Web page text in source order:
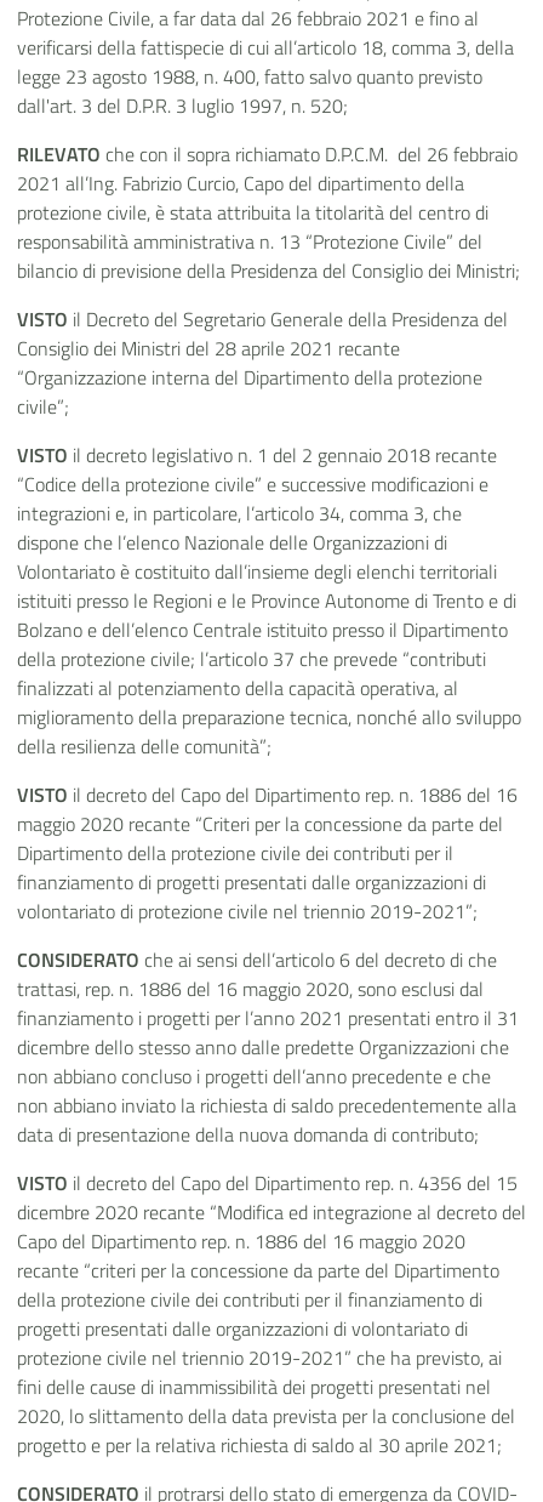
Protezione Civile, a far data dal 26 febbraio 2021 e fino al
verificarsi della fattispecie di cui all’articolo 18, comma 3, della
legge 23 agosto 1988, n. 400, fatto salvo quanto previsto
dall'art. 3 del D.P.R. 3 luglio 1997, n. 520;
RILEVATO che con il sopra richiamato D.P.C.M. del 26 febbraio
2021 all’Ing. Fabrizio Curcio, Capo del dipartimento della
protezione civile, è stata attribuita la titolarità del centro di
responsabilità amministrativa n. 13 “Protezione Civile” del
bilancio di previsione della Presidenza del Consiglio dei Ministri;
VISTO il Decreto del Segretario Generale della Presidenza del
Consiglio dei Ministri del 28 aprile 2021 recante
“Organizzazione interna del Dipartimento della protezione
civile”;
VISTO il decreto legislativo n. 1 del 2 gennaio 2018 recante
“Codice della protezione civile” e successive modificazioni e
integrazioni e, in particolare, l’articolo 34, comma 3, che
dispone che l’elenco Nazionale delle Organizzazioni di
Volontariato è costituito dall’insieme degli elenchi territoriali
istituiti presso le Regioni e le Province Autonome di Trento e di
Bolzano e dell’elenco Centrale istituito presso il Dipartimento
della protezione civile; l’articolo 37 che prevede “contributi
finalizzati al potenziamento della capacità operativa, al
miglioramento della preparazione tecnica, nonché allo sviluppo
della resilienza delle comunità”;
VISTO il decreto del Capo del Dipartimento rep. n. 1886 del 16
maggio 2020 recante “Criteri per la concessione da parte del
Dipartimento della protezione civile dei contributi per il
finanziamento di progetti presentati dalle organizzazioni di
volontariato di protezione civile nel triennio 2019-2021”;
CONSIDERATO che ai sensi dell’articolo 6 del decreto di che
trattasi, rep. n. 1886 del 16 maggio 2020, sono esclusi dal
finanziamento i progetti per l’anno 2021 presentati entro il 31
dicembre dello stesso anno dalle predette Organizzazioni che
non abbiano concluso i progetti dell’anno precedente e che
non abbiano inviato la richiesta di saldo precedentemente alla
data di presentazione della nuova domanda di contributo;
VISTO il decreto del Capo del Dipartimento rep. n. 4356 del 15
dicembre 2020 recante “Modifica ed integrazione al decreto del
Capo del Dipartimento rep. n. 1886 del 16 maggio 2020
recante “criteri per la concessione da parte del Dipartimento
della protezione civile dei contributi per il finanziamento di
progetti presentati dalle organizzazioni di volontariato di
protezione civile nel triennio 2019-2021” che ha previsto, ai
fini delle cause di inammissibilità dei progetti presentati nel
2020, lo slittamento della data prevista per la conclusione del
progetto e per la relativa richiesta di saldo al 30 aprile 2021;
CONSIDERATO il protrarsi dello stato di emergenza da COVID-